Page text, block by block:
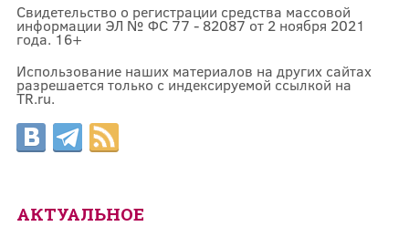
Свидетельство о регистрации средства массовой
информации ЭЛ № ФС 77 - 82087 от 2 ноября 2021
года. 16+
Использование наших материалов на других сайтах
разрешается только с индексируемой ссылкой на
TR.ru.
АКТУАЛЬНОЕ